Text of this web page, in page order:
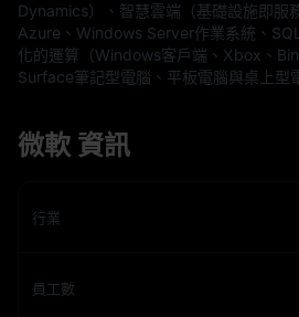
Dynamics）、智慧雲端（基礎設施即服
Azure、Windows Server作業系統、
化的運算（Windows客戶端、Xbox、
Surface筆記型電腦、平板電腦與桌上型
微軟 資訊
行業
員工數